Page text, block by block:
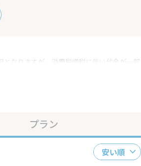
なりますが、消費税増税に伴い代金が一部
プラン
安い順